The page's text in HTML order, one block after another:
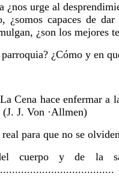
¿nos urge al
¿somos capaces de
¿son los mejores
¿Cómo y en
Cena hace enfermar a
J. Von ·Allmen)
para que no se
cuerpo y de la